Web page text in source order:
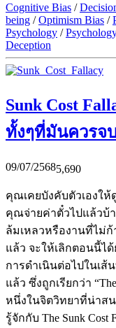
Cognitive Bias /
being /Optimism Bias /
Psychology /
Deception
Sunk Cost
ทั้งๆที่มันควรจ
09/07/25685,690
คุณเคยบังคับตัวเองให้
คุณจ่ายค่าตั๋วไปแล้วบ้
ล้มเหลวหรืองานที่ไม่ก้
แล้ว จะให้เลิกตอนนี้ไ
การดำเนินต่อไปในเส้
แล้ว ซึ่งถูกเรียกว่า
หนึ่งในจิตวิทยาที่น่าสน
รู้จักกับ The Sunk